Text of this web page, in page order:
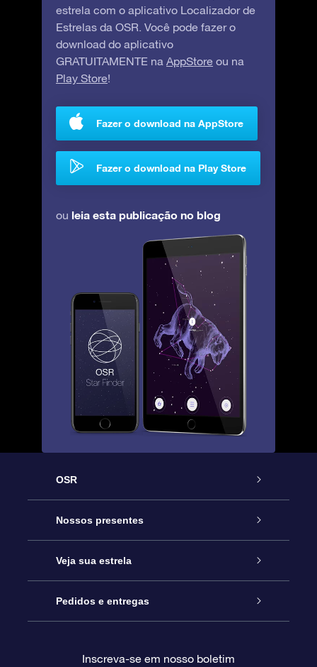
estrela com o aplicativo Localizador de
Estrelas da OSR. Você pode fazer o
download do aplicativo
GRATUITAMENTE na AppStore ou na
Play Store!
Fazer o download na AppStore
Fazer o download na Play Store
ou leia esta publicação no blog
OSR
Serviço
Entre em contato conosco
Blog
Nossos presentes
Presente estrelar on-line
Pacote de presente da OSR
Veja sua estrela
Star Register
Pedidos e entregas
Inscreva-se em nosso boletim